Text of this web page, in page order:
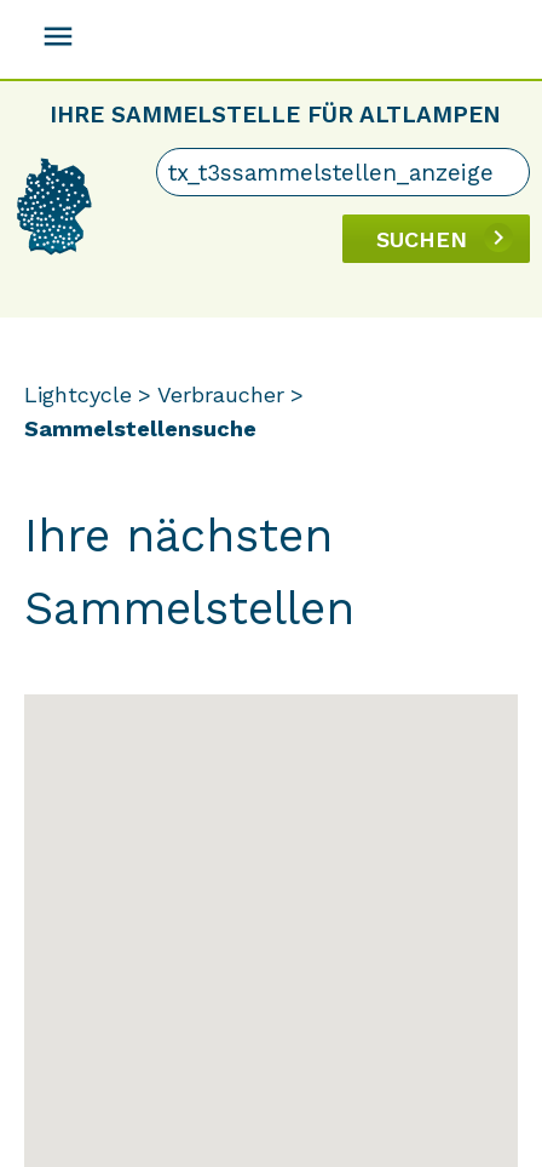
menu
IHRE SAMMELSTELLE FÜR ALTLAMPEN
SUCHEN
Lightcycle
Verbraucher
Sammelstellensuche
Ihre nächsten
Sammelstellen